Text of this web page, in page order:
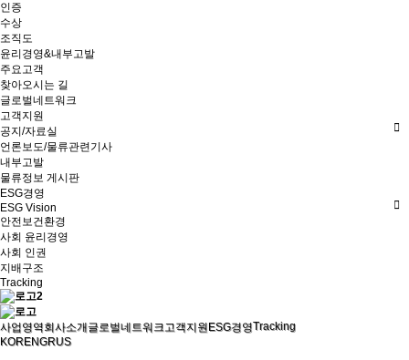
인증
수상
조직도
윤리경영&내부고발
주요고객
찾아오시는 길
글로벌네트워크
고객지원
공지/자료실
언론보도/물류관련기사
내부고발
물류정보 게시판
ESG경영
ESG Vision
안전보건환경
사회 윤리경영
사회 인권
지배구조
Tracking
사업영역회사소개글로벌네트워크고객지원 ESG경영Tracking
KORENGRUS